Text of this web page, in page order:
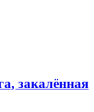
закалённая